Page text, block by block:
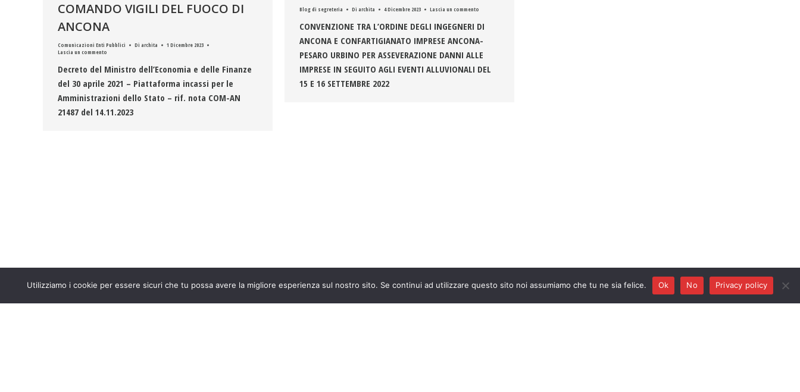
Blog di segreteria Di archita 4 Dicembre 2023 Lascia un commento
CONVENZIONE TRA L’ORDINE DEGLI INGEGNERI DI
ANCONA E CONFARTIGIANATO IMPRESE ANCONA-
PESARO URBINO PER ASSEVERAZIONE DANNI ALLE
IMPRESE IN SEGUITO AGLI EVENTI ALLUVIONALI DEL
15 E 16 SETTEMBRE 2022
COMANDO VIGILI DEL FUOCO DI
ANCONA
Comunicazioni Enti Pubblici Di archita
1 Dicembre 2023
Lascia un commento
Decreto del Ministro dell’Economia e delle Finanze
del 30 aprile 2021 – Piattaforma incassi per le
Amministrazioni dello Stato – rif. nota COM-AN
21487 del 14.11.2023
Privacy policy
Utilizziamo i cookie per essere sicuri che tu possa avere la migliore esperienza sul nostro sito. Se continui ad utilizzare questo sito noi assumiamo che tu ne sia felice. Ok No Privacy policy